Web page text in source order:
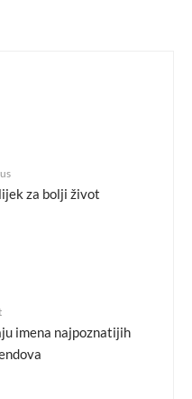
za bolji život
imena najpoznatijih